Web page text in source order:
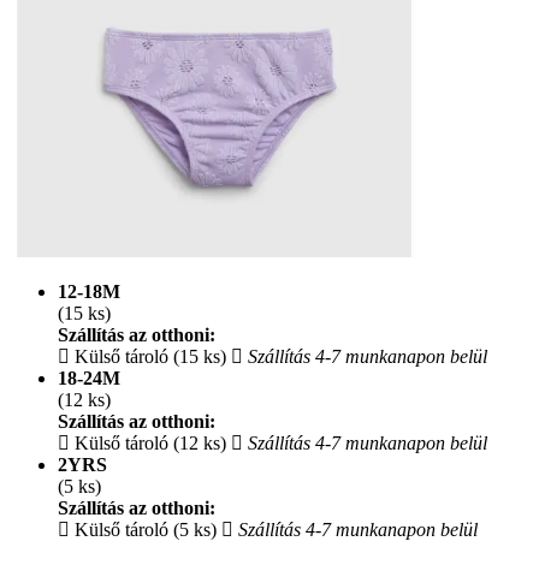
12-18M
(15 ks)
Szállítás az otthoni:
Külső tároló (15 ks)
Szállítás 4-7 munkanapon belül
18-24M
(12 ks)
Szállítás az otthoni:
Külső tároló (12 ks)
Szállítás 4-7 munkanapon belül
2YRS
(5 ks)
Szállítás az otthoni:
Külső tároló (5 ks)
Szállítás 4-7 munkanapon belül